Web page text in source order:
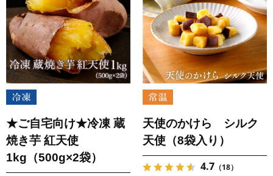
★ご自宅向け★冷凍 蔵
焼き芋 紅天使
1kg（500g×2袋）
天使のかけら シルク
天使（8袋入り）
4.7 （18）